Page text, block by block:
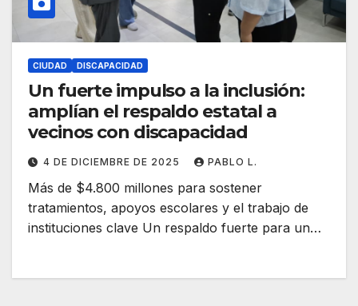
CIUDAD DISCAPACIDAD
Un fuerte impulso a la inclusión:
amplían el respaldo estatal a
vecinos con discapacidad
4 DE DICIEMBRE DE 2025 PABLO L.
Más de $4.800 millones para sostener
tratamientos, apoyos escolares y el trabajo de
instituciones clave Un respaldo fuerte para un…